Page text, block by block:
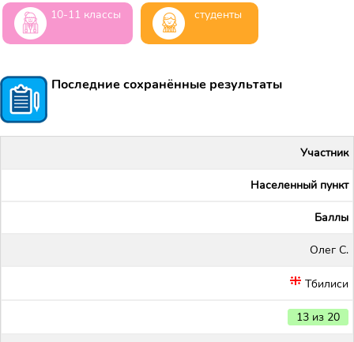
10-11 классы студенты
Последние сохранённые результаты
Участник
Населенный пункт
Баллы
Олег С.
Тбилиси
13 из 20